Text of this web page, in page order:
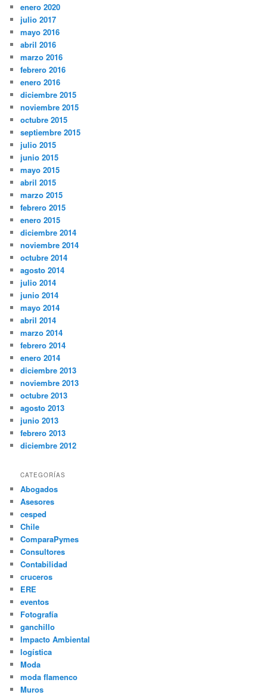
enero 2020
julio 2017
mayo 2016
abril 2016
marzo 2016
febrero 2016
enero 2016
diciembre 2015
noviembre 2015
octubre 2015
septiembre 2015
julio 2015
junio 2015
mayo 2015
abril 2015
marzo 2015
febrero 2015
enero 2015
diciembre 2014
noviembre 2014
octubre 2014
agosto 2014
julio 2014
junio 2014
mayo 2014
abril 2014
marzo 2014
febrero 2014
enero 2014
diciembre 2013
noviembre 2013
octubre 2013
agosto 2013
junio 2013
febrero 2013
diciembre 2012
CATEGORÍAS
Abogados
Asesores
cesped
Chile
ComparaPymes
Consultores
Contabilidad
cruceros
ERE
eventos
Fotografía
ganchillo
Impacto Ambiental
logística
Moda
moda flamenco
Muros